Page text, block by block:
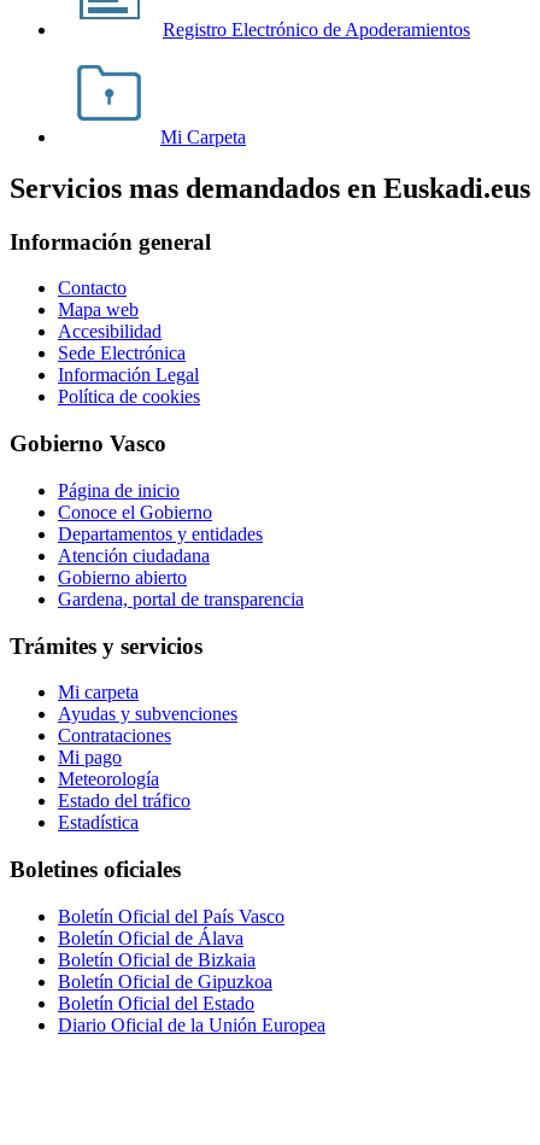
Registro Electrónico de Apoderamientos
Mi Carpeta
Servicios mas demandados en Euskadi.eus
Información general
Contacto
Mapa web
Accesibilidad
Sede Electrónica
Información Legal
Política de cookies
Gobierno Vasco
Página de inicio
Conoce el Gobierno
Departamentos y entidades
Atención ciudadana
Gobierno abierto
Gardena, portal de transparencia
Trámites y servicios
Mi carpeta
Ayudas y subvenciones
Contrataciones
Mi pago
Meteorología
Estado del tráfico
Estadística
Boletines oficiales
Boletín Oficial del País Vasco
Boletín Oficial de Álava
Boletín Oficial de Bizkaia
Boletín Oficial de Gipuzkoa
Boletín Oficial del Estado
Diario Oficial de la Unión Europea